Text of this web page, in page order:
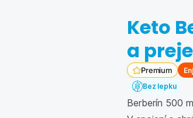
Ako
Keto
a
Premium
Bez lepku
Berberín 500